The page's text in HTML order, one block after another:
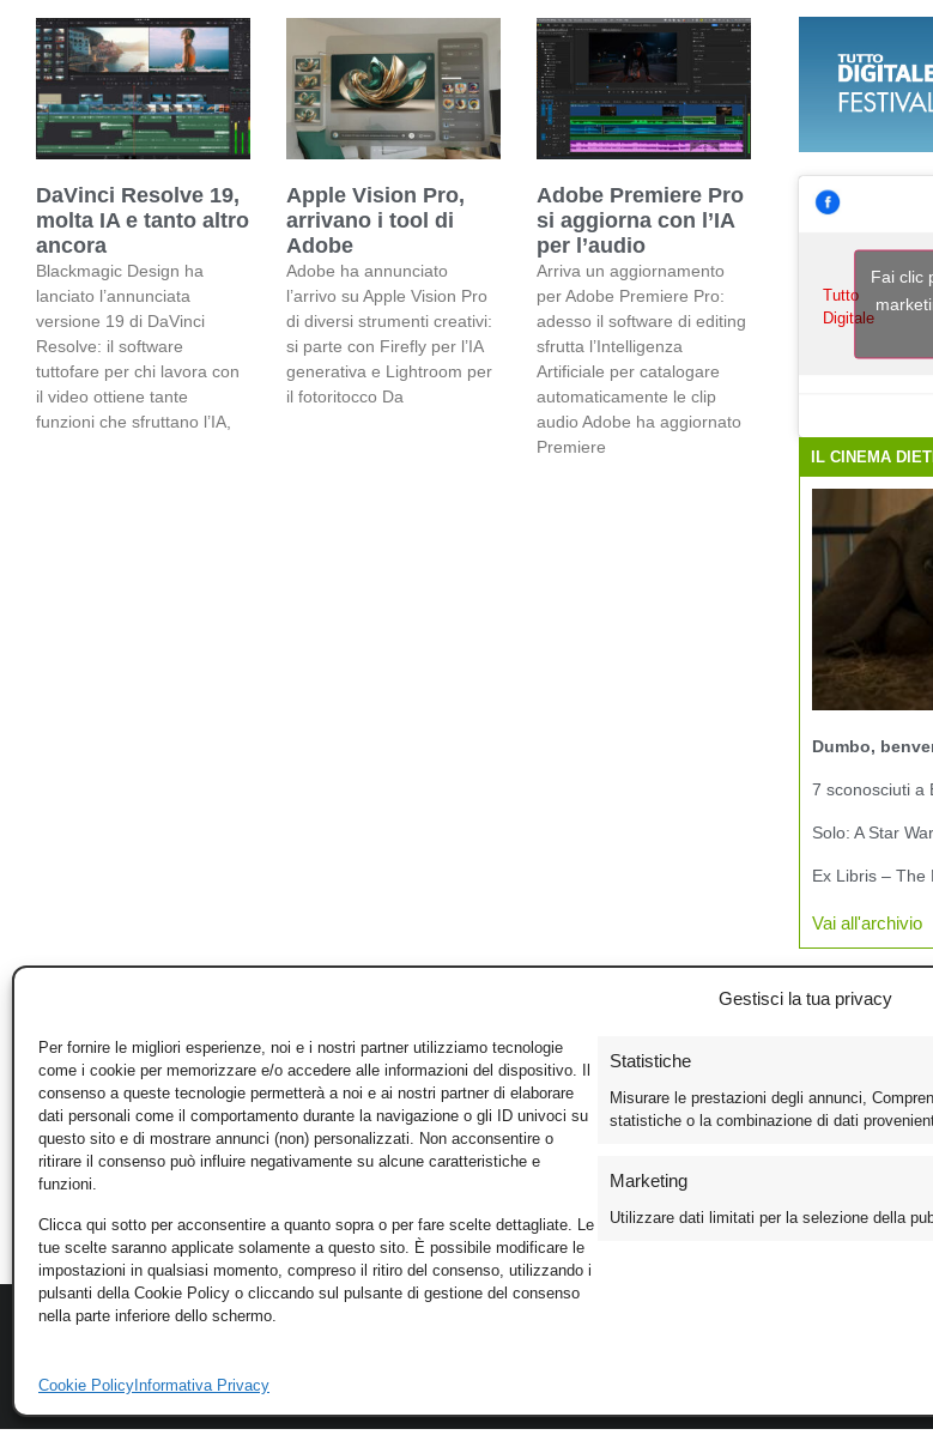
Gestisci la tua privacy
Per fornire le migliori esperienze, noi e i nostri partner utilizziamo tecnologie
come i cookie per memorizzare e/o accedere alle informazioni del dispositivo. Il
consenso a queste tecnologie permetterà a noi e ai nostri partner di elaborare
dati personali come il comportamento durante la navigazione o gli ID univoci su
questo sito e di mostrare annunci (non) personalizzati. Non acconsentire o
ritirare il consenso può influire negativamente su alcune caratteristiche e
funzioni.
Clicca qui sotto per acconsentire a quanto sopra o per fare scelte dettagliate. Le
tue scelte saranno applicate solamente a questo sito. È possibile modificare le
impostazioni in qualsiasi momento, compreso il ritiro del consenso, utilizzando i
pulsanti della Cookie Policy o cliccando sul pulsante di gestione del consenso
nella parte inferiore dello schermo.
Statistiche
Misurare le prestazioni degli annunci,
statistiche o la combinazione di dati
Marketing
Utilizzare dati limitati per la selezione della
Cookie Policy Informativa Privacy
DaVinci Resolve 19,
molta IA e tanto altro
ancora
Blackmagic Design ha
lanciato l’annunciata
versione 19 di DaVinci
Resolve: il software
tuttofare per chi lavora con
il video ottiene tante
funzioni che sfruttano l’IA,
Apple Vision Pro,
arrivano i tool di
Adobe
Adobe ha annunciato
l’arrivo su Apple Vision Pro
di diversi strumenti creativi:
si parte con Firefly per l’IA
generativa e Lightroom per
il fotoritocco Da
Adobe Premiere Pro
si aggiorna con l’IA
per l’audio
Arriva un aggiornamento
per Adobe Premiere Pro:
adesso il software di editing
sfrutta l’Intelligenza
Artificiale per catalogare
automaticamente le clip
audio Adobe ha aggiornato
Premiere
Tutto
Digitale
Fai clic
IL CINEMA
Dumbo,
7 sconosciuti a
Solo: A Star
Ex Libris – The
Vai all'archivio